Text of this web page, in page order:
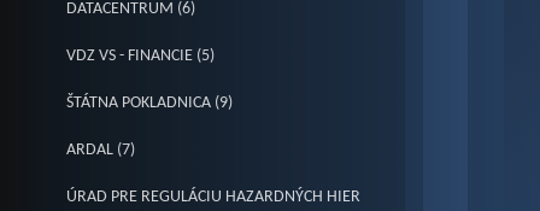
DATACENTRUM (6)
VDZ VS - FINANCIE (5)
ŠTÁTNA POKLADNICA (9)
ARDAL (7)
ÚRAD PRE REGULÁCIU HAZARDNÝCH HIER